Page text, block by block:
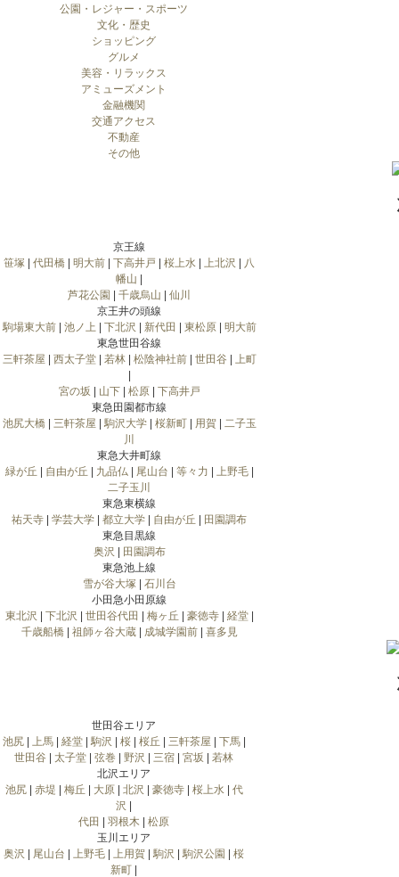
公園・レジャー・スポーツ
文化・歴史
ショッピング
グルメ
美容・リラックス
アミューズメント
金融機関
交通アクセス
不動産
その他
京王線
笹塚
代田橋 明大前 下高井戸 桜上水 上北沢
八
幡山
芦花公園
千歳烏山
仙川
京王井の頭線
駒場東大前| 池ノ上 下北沢 新代田 東松原| 明大前
東急世田谷線
三軒茶屋
西太子堂| 若林| 松陰神社前| 世田谷
上町
宮の坂
山下| 松原| 下高井戸
東急田園都市線
池尻大橋| 三軒茶屋 駒沢大学| 桜新町| 用賀| 二子玉
川
東急大井町線
緑が丘
自由が丘 九品仏| 尾山台 等々力 上野毛|
二子玉川
東急東横線
祐天寺
学芸大学 都立大学 自由が丘
田園調布
東急目黒線
奥沢
田園調布
東急池上線
雪が谷大塚| 石川台
小田急小田原線
東北沢
下北沢 世田谷代田 梅ヶ丘 豪徳寺| 経堂|
千歳船橋| 祖師ヶ谷大蔵| 成城学園前| 喜多見
世田谷エリア
池尻| 上馬| 経堂| 駒沢 桜| 桜丘 三軒茶屋 下馬|
世田谷
太子堂 弦巻 野沢 三宿 宮坂
若林
北沢エリア
池尻| 赤堤 梅丘 大原| 北沢 豪徳寺| 桜上水| 代
沢
代田
羽根木
松原
玉川エリア
奥沢
尾山台 上野毛 上用賀 駒沢 駒沢公園
桜
新町